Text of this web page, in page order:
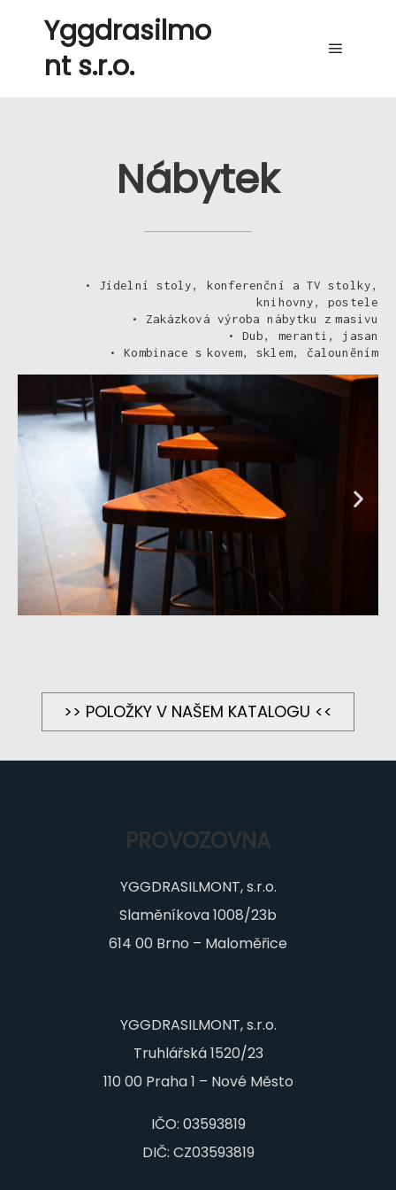
Yggdrasilmo
nt s.r.o.
Nábytek
• Jídelní stoly, konferenční a TV stolky,
knihovny, postele
• Zakázková výroba nábytku z masivu
• Dub, meranti, jasan
• Kombinace s kovem, sklem, čalouněním
>> POLOŽKY V NAŠEM KATALOGU <<
PROVOZOVNA
YGGDRASILMONT, s.r.o.
Slaměníkova 1008/23b
614 00 Brno – Maloměřice
YGGDRASILMONT, s.r.o.
Truhlářská 1520/23
110 00 Praha 1 – Nové Město
IČO: 03593819
DIČ: CZ03593819